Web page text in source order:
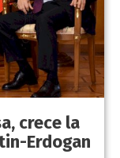
crece la
Erdogan